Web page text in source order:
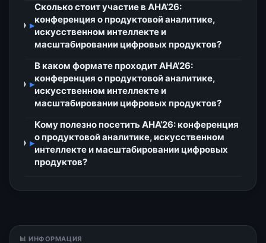
▸
Сколько стоит участие в АНА’26:
конференция о продуктовой аналитике,
искусственном интеллекте и
масштабировании цифровых продуктов?
▸
В каком формате проходит АНА’26:
конференция о продуктовой аналитике,
искусственном интеллекте и
масштабировании цифровых продуктов?
▸
Кому полезно посетить АНА’26: конференция
о продуктовой аналитике, искусственном
интеллекте и масштабировании цифровых
продуктов?
📊 ИНФОРМАЦИЯ